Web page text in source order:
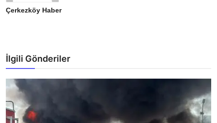
Çerkezköy Haber
İlgili Gönderiler